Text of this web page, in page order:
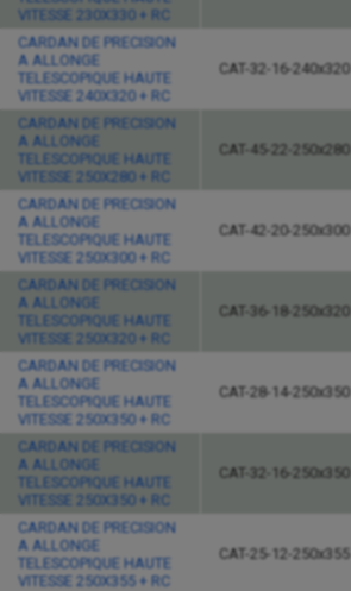
VITESSE 230X330 + RC
CARDAN DE PRECISION
A ALLONGE
TELESCOPIQUE HAUTE
VITESSE 240X320 + RC
CAT-32-16-240x320
CARDAN DE PRECISION
A ALLONGE
TELESCOPIQUE HAUTE
VITESSE 250X280 + RC
CAT-45-22-250x280
CARDAN DE PRECISION
A ALLONGE
TELESCOPIQUE HAUTE
VITESSE 250X300 + RC
CAT-42-20-250x300
CARDAN DE PRECISION
A ALLONGE
TELESCOPIQUE HAUTE
VITESSE 250X320 + RC
CAT-36-18-250x320
CARDAN DE PRECISION
A ALLONGE
TELESCOPIQUE HAUTE
VITESSE 250X350 + RC
CAT-28-14-250x350
CARDAN DE PRECISION
A ALLONGE
TELESCOPIQUE HAUTE
VITESSE 250X350 + RC
CAT-32-16-250x350
CARDAN DE PRECISION
A ALLONGE
TELESCOPIQUE HAUTE
VITESSE 250X355 + RC
CAT-25-12-250x355